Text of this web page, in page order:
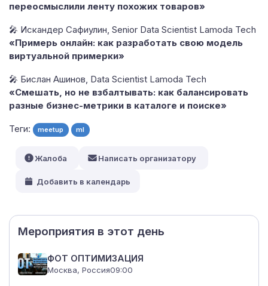
переосмыслили ленту похожих товаров»
🎤 Искандер Сафиулин, Senior Data Scientist Lamoda Tech
«Примерь онлайн: как разработать свою модель
виртуальной примерки»
🎤 Бислан Ашинов, Data Scientist Lamoda Tech
«Смешать, но не взбалтывать: как балансировать
разные бизнес-метрики в каталоге и поиске»
Теги: meetup ml
Мероприятия в этот день
ФОТ ОПТИМИЗАЦИЯ
Москва, Россия09:00
Жалоба Написать организатору
Добавить в календарь